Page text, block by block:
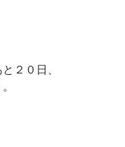
２０日、